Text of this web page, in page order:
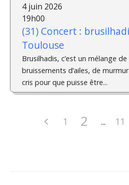
4 juin 2026
19h00
(31) Concert :
Toulouse
Brusilhadis, c’est un mélange
bruissements d’ailes, de
cris pour que puisse être...
1 2 11